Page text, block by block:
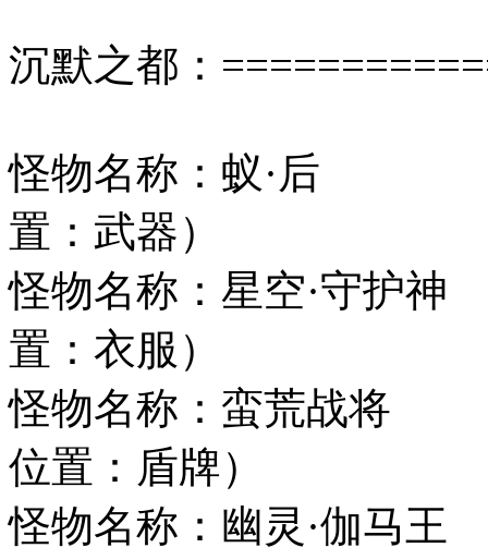
沉默之都：
怪物名称：蚁·
置：武器）
怪物名称：星空·
置：衣服）
怪物名称：蛮荒
位置：盾牌）
怪物名称：幽灵·